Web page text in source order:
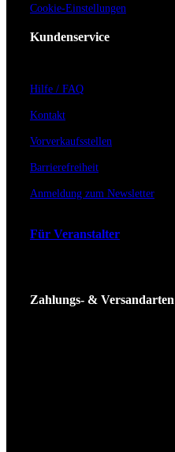
Cookie-Einstellungen
Kundenservice
Hilfe / FAQ
Kontakt
Vorverkaufsstellen
Barrierefreiheit
Anmeldung zum Newsletter
Für Veranstalter
Zahlungs- & Versandarten